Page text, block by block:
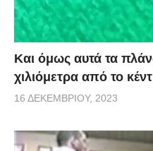
Και όμως αυτά τα
χιλιόμετρα από το
16 ΔΕΚΕΜΒΡΊΟΥ, 2023